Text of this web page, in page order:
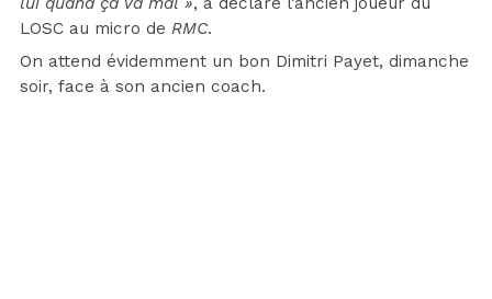
LOSC au micro de RMC.
On attend évidemment un bon Dimitri Payet, dimanche
soir, face à son ancien coach.